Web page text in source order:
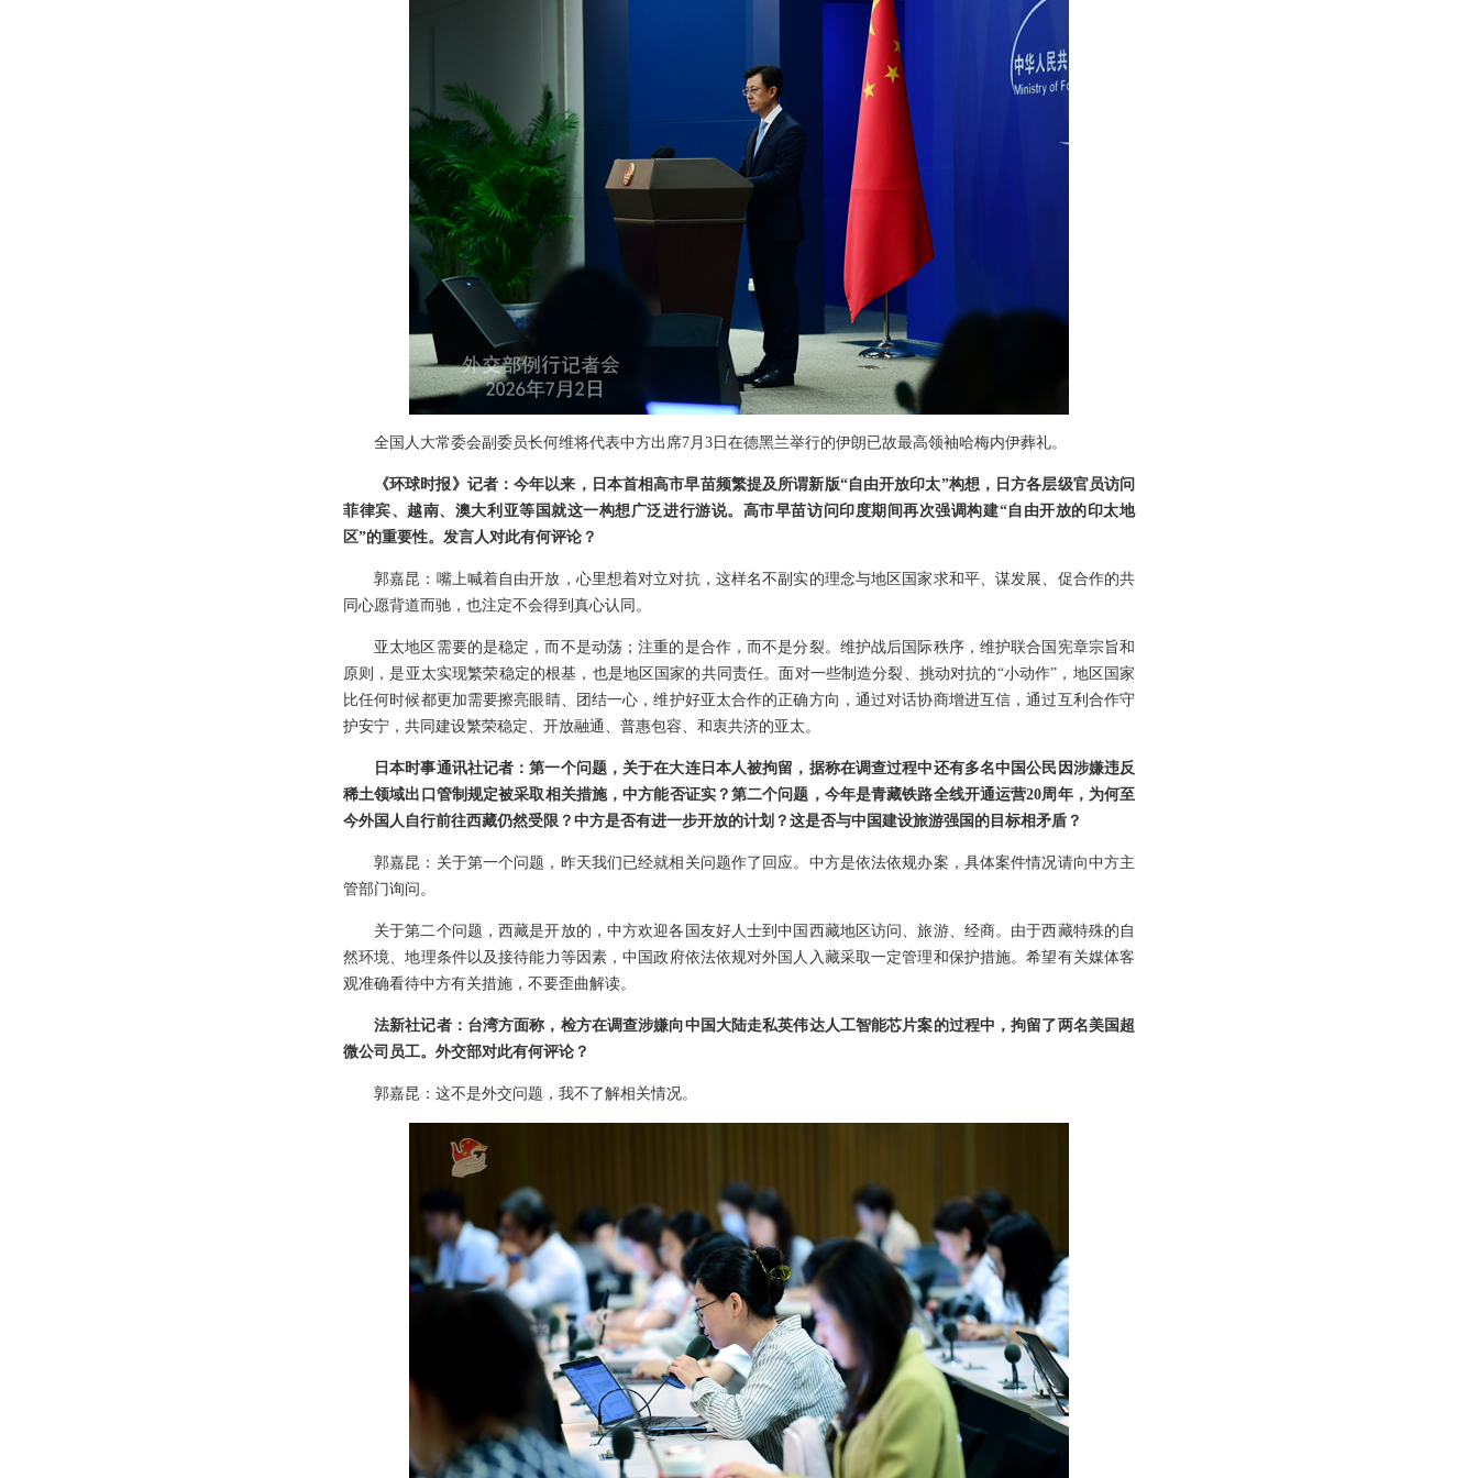
全国人大常委会副委员长何维将代表中方出席7月3日在德黑兰举行的伊朗已故最高领袖哈梅内伊葬礼。
《环球时报》记者：今年以来，日本首相高市早苗频繁提及所谓新版“自由开放印太”构想，日方各层级官员访问
菲律宾、越南、澳大利亚等国就这一构想广泛进行游说。高市早苗访问印度期间再次强调构建“自由开放的印太地
区”的重要性。发言人对此有何评论？
郭嘉昆：嘴上喊着自由开放，心里想着对立对抗，这样名不副实的理念与地区国家求和平、谋发展、促合作的共
同心愿背道而驰，也注定不会得到真心认同。
亚太地区需要的是稳定，而不是动荡；注重的是合作，而不是分裂。维护战后国际秩序，维护联合国宪章宗旨和
原则，是亚太实现繁荣稳定的根基，也是地区国家的共同责任。面对一些制造分裂、挑动对抗的“小动作”，地区国家
比任何时候都更加需要擦亮眼睛、团结一心，维护好亚太合作的正确方向，通过对话协商增进互信，通过互利合作守
护安宁，共同建设繁荣稳定、开放融通、普惠包容、和衷共济的亚太。
日本时事通讯社记者：第一个问题，关于在大连日本人被拘留，据称在调查过程中还有多名中国公民因涉嫌违反
稀土领域出口管制规定被采取相关措施，中方能否证实？第二个问题，今年是青藏铁路全线开通运营20周年，为何至
今外国人自行前往西藏仍然受限？中方是否有进一步开放的计划？这是否与中国建设旅游强国的目标相矛盾？
郭嘉昆：关于第一个问题，昨天我们已经就相关问题作了回应。中方是依法依规办案，具体案件情况请向中方主
管部门询问。
关于第二个问题，西藏是开放的，中方欢迎各国友好人士到中国西藏地区访问、旅游、经商。由于西藏特殊的自
然环境、地理条件以及接待能力等因素，中国政府依法依规对外国人入藏采取一定管理和保护措施。希望有关媒体客
观准确看待中方有关措施，不要歪曲解读。
法新社记者：台湾方面称，检方在调查涉嫌向中国大陆走私英伟达人工智能芯片案的过程中，拘留了两名美国超
微公司员工。外交部对此有何评论？
郭嘉昆：这不是外交问题，我不了解相关情况。